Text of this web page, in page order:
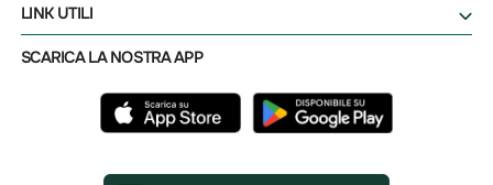
LINK UTILI
SCARICA LA NOSTRA APP